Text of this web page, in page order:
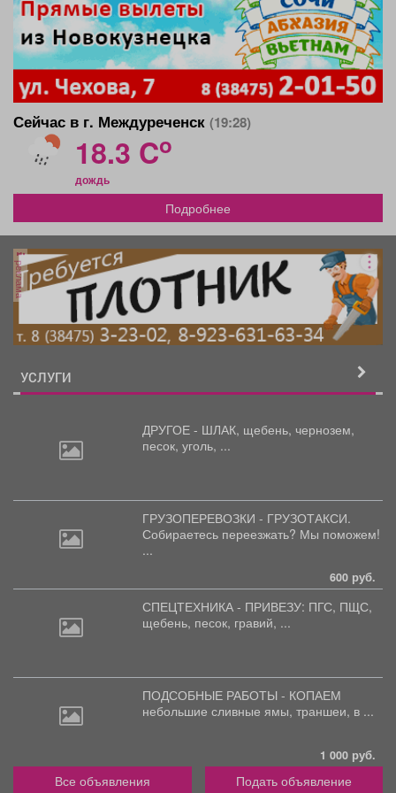
Сейчас в г. Междуреченск (19:28)
18.3 Co
дождь
Подробнее
реклама
УСЛУГИ
ДРУГОЕ - ШЛАК, щебень, чернозем,
песок, уголь, ...
ГРУЗОПЕРЕВОЗКИ - ГРУЗОТАКСИ.
Собираетесь переезжать? Мы поможем!
...
600 руб.
СПЕЦТЕХНИКА - ПРИВЕЗУ: ПГС, ПЩС,
щебень, песок, гравий, ...
ПОДСОБНЫЕ РАБОТЫ - КОПАЕМ
небольшие сливные ямы, траншеи, в ...
1 000 руб.
Все объявления Подать объявление